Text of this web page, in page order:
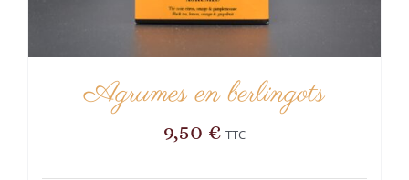
Agrumes en berlingots
9,50 € TTC